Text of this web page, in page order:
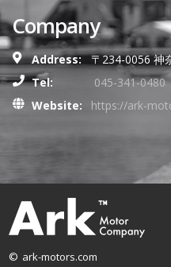
Company
Address:
〒234-0056 神
Tel:
045-341-0480
Website:
https://ark-
© ark-motors.com